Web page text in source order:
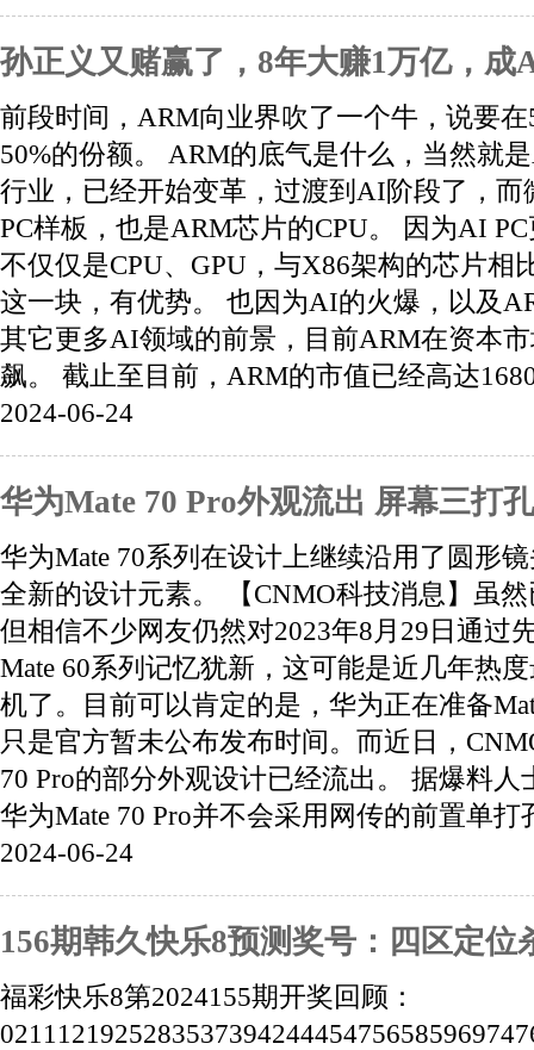
孙正义又赌赢了，8年大赚1万亿，成
前段时间，ARM向业界吹了一个牛，说要
50%的份额。 ARM的底气是什么，当然就
行业，已经开始变革，过渡到AI阶段了，
PC样板，也是ARM芯片的CPU。 因为AI
不仅仅是CPU、GPU，与X86架构的芯片相
这一块，有优势。 也因为AI的火爆，以及
其它更多AI领域的前景，目前ARM在资本
飙。 截止至目前，ARM的市值已经高达
2024-06-24
华为Mate 70 Pro外观流出 屏幕三打
华为Mate 70系列在设计上继续沿用了圆形
全新的设计元素。 【CNMO科技消息】虽
但相信不少网友仍然对2023年8月29日通过
Mate 60系列记忆犹新，这可能是近几年热
机了。目前可以肯定的是，华为正在准备
只是官方暂未公布发布时间。而近日，
70 Pro的部分外观设计已经流出。 据爆料人
华为Mate 70 Pro并不会采用网传的前置单打
2024-06-24
156期韩久快乐8预测奖号：四区定位
福彩快乐8第2024155期开奖回顾：